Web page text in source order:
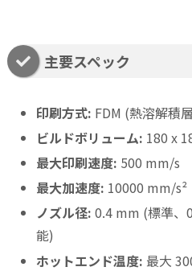
主要スペック
印刷方式: FDM (熱溶解積
ビルドボリューム: 180 x
最大印刷速度: 500 mm/s
最大加速度: 10000 mm/s²
ノズル径: 0.4 mm (標準、
能)
ホットエンド温度: 最大